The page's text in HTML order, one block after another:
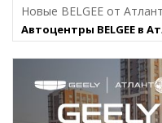
Новые BELGEE от
Автоцентры BELGEE в